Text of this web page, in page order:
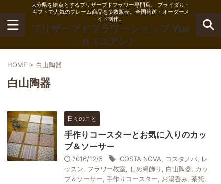
大分県を拠点とするプリザーブドフラワー専門店。 ブライダル・
ギフトで人気のフレーム商品を多数販売。全国発送・オーダーメ
イド制作。
プリザーブドフラワーショップ Yua
n（ユアン）
HOME > 白山陶器
白山陶器
日々のこと
手作りコースターとお気に入りのカッ
プ＆ソーサー
2016/12/5 COSTA NOVA, コスタノバ, レ
ッスン, フラワー教室, しめ縄飾り , 白山陶器, カッ
プ＆ソーサー, 手作りコースター, お湯呑み, 茶托,